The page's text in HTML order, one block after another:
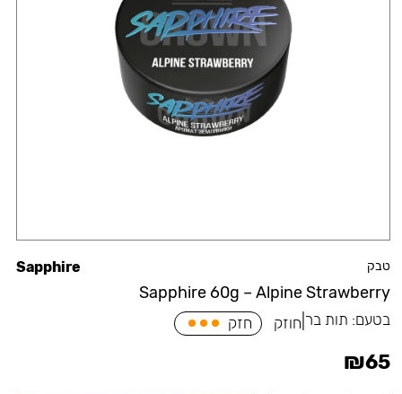
טבק
Sapphire 60g – Alpine Strawberry
Sapphire
בטעם: תות בר חוזק חזק
₪65